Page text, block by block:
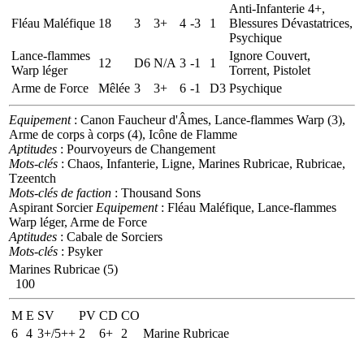
Fléau Maléfique 18 3 3+ 4 -3 1
Anti-Infanterie 4+,
Blessures Dévastatrices,
Psychique
Lance-flammes
Warp léger
12 D6 N/A 3 -1 1
Ignore Couvert,
Torrent, Pistolet
Arme de Force
Mêlée 3 3+ 6 -1 D3 Psychique
Equipement: Canon Faucheur d'Âmes, Lance-flammes Warp (3),
Arme de corps à corps (4), Icône de Flamme
Aptitudes : Pourvoyeurs de Changement
Mots-clés : Chaos, Infanterie, Ligne, Marines Rubricae, Rubricae,
Tzeentch
Mots-clés de faction : Thousand Sons
Aspirant Sorcier Equipement: Fléau Maléfique, Lance-flammes
Warp léger, Arme de Force
Aptitudes : Cabale de Sorciers
Mots-clés : Psyker
Marines Rubricae (5)
100
M E SV PV CD CO
6 4 3+/5++ 2 6+ 2
Marine Rubricae